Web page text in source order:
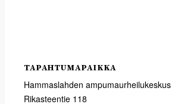
TAPAHTUMAPAIKKA
Hammaslahden ampumaurheilukeskus
Rikasteentie 118